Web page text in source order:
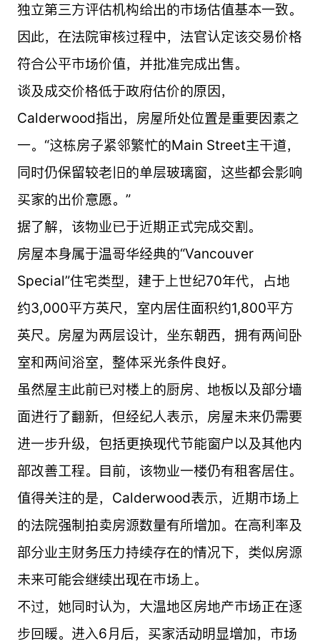
独立第三方评估机构给出的市场估值基本一致。
因此，在法院审核过程中，法官认定该交易价格
符合公平市场价值，并批准完成出售。
谈及成交价格低于政府估价的原因，
Calderwood指出，房屋所处位置是重要因素之
一。“这栋房子紧邻繁忙的Main Street主干道，
同时仍保留较老旧的单层玻璃窗，这些都会影响
买家的出价意愿。”
据了解，该物业已于近期正式完成交割。
房屋本身属于温哥华经典的“Vancouver
Special”住宅类型，建于上世纪70年代，占地
约3,000平方英尺，室内居住面积约1,800平方
英尺。房屋为两层设计，坐东朝西，拥有两间卧
室和两间浴室，整体采光条件良好。
虽然屋主此前已对楼上的厨房、地板以及部分墙
面进行了翻新，但经纪人表示，房屋未来仍需要
进一步升级，包括更换现代节能窗户以及其他内
部改善工程。目前，该物业一楼仍有租客居住。
值得关注的是，Calderwood表示，近期市场上
的法院强制拍卖房源数量有所增加。在高利率及
部分业主财务压力持续存在的情况下，类似房源
未来可能会继续出现在市场上。
不过，她同时认为，大温地区房地产市场正在逐
步回暖。进入6月后，买家活动明显增加，市场